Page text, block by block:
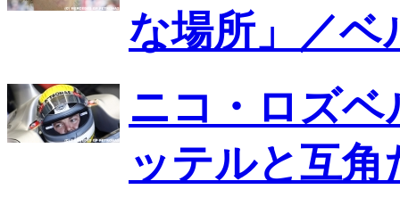
な場所」／ベ
ニコ・ロズ
ッテルと互